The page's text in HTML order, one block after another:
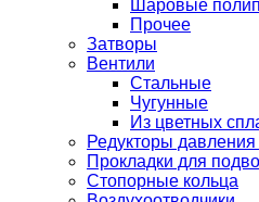
Шаровые
Прочее
Затворы
Вентили
Стальные
Чугунные
Из цветных
Редукторы
Прокладки для
Стопорные кольца